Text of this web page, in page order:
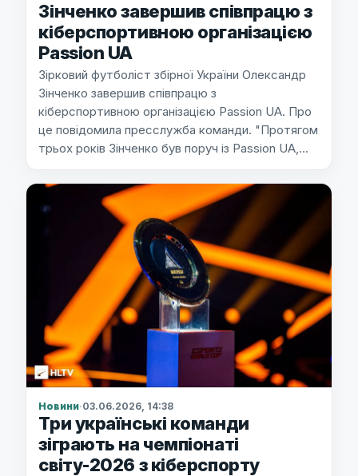
Зінченко завершив співпрацю з
кіберспортивною організацією
Passion UA
Зірковий футболіст збірної України Олександр
Зінченко завершив співпрацю з
кіберспортивною організацією Passion UA. Про
це повідомила пресслужба команди. "Протягом
трьох років Зінченко був поруч із Passion UA,…
Новини·03.06.2026, 14:38
Три українські команди
зіграють на чемпіонаті
світу-2026 з кіберспорту